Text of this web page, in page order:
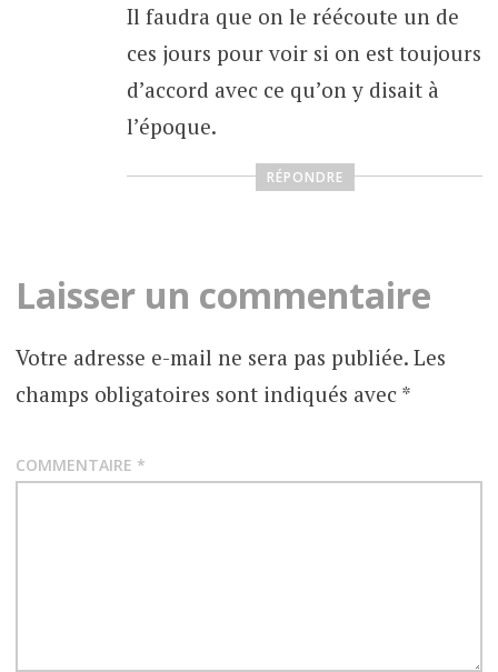
Il faudra que on le réécoute un de
ces jours pour voir si on est toujours
d’accord avec ce qu’on y disait à
l’époque.
RÉPONDRE
Laisser un commentaire
Votre adresse e-mail ne sera pas publiée. Les
champs obligatoires sont indiqués avec *
COMMENTAIRE *